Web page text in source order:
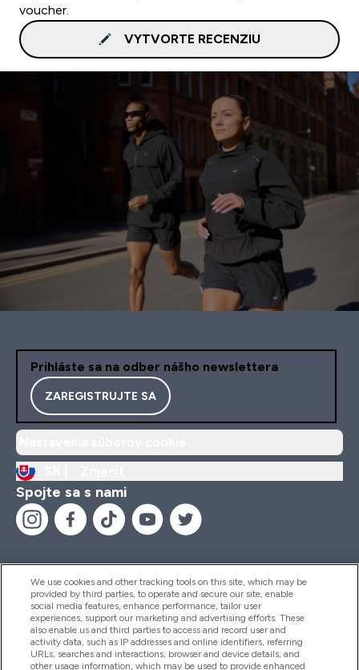
voucher.
VYTVORTE RECENZIU
Prihláste sa na odber nášho newslettera
ZAREGISTRUJTE SA
Spojte sa s nami
Pomoc & Informácie
Produkty
We use cookies and other tracking tools on this site, which may be
provided by third parties, to operate and secure our site, enable
social media features, enhance performance, tailor user
experiences, support our marketing and advertising efforts. These
also enable us and third parties to access and record user and
activity data, such as IP addresses and online identifiers, referring
URLs, searches and interactions, browser and device details, and
other usage information, which may be used to provide enhanced